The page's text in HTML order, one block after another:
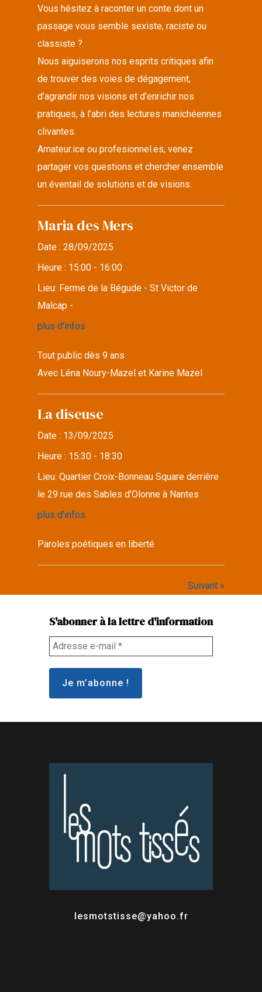
Vous hésitez à raconter un conte dont un
passage vous semble sexiste, raciste ou
classiste ?
Nous aiguiserons nos esprits critiques afin
de trouver des voies de dégagement,
d’agrandir nos visions et d’enrichir nos
pratiques, à l’abri des lectures manichéennes
clivantes.
Amateur.ice ou profesionnel.es, venez
partager vos questions et chercher ensemble
un éventail de solutions et de visions.
Maria des Mers
Date :28/09/2025
Heure : 15:00 - 16:00
Lieu: Ferme de la Bégude - St Victor de
Malcap -
plus d'infos
Tout public dès 9 ans
Avec Léna Noury-Mazel et Karine Mazel
La diseuse
Date : 13/09/2025
Heure : 15:30 - 18:30
Lieu:Quartier Croix-Bonneau Square derrière
le 29 rue des Sables d’Olonne à Nantes
plus d'infos
Paroles poétiques en liberté
Suivant »
S'abonner à la lettre d'information
lesmotstisse@yahoo.fr